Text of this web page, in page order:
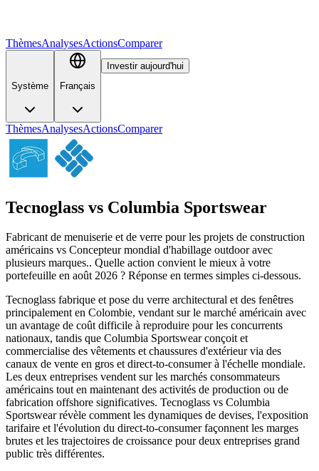
ThèmesAnalysesActionsComparer
Système Français
Investir aujourd'hui
ThèmesAnalysesActionsComparer
Tecnoglass vs Columbia Sportswear
Fabricant de menuiserie et de verre pour les projets de construction
américains vs Concepteur mondial d'habillage outdoor avec
plusieurs marques.. Quelle action convient le mieux à votre
portefeuille en août 2026 ? Réponse en termes simples ci-dessous.
Tecnoglass fabrique et pose du verre architectural et des fenêtres
principalement en Colombie, vendant sur le marché américain avec
un avantage de coût difficile à reproduire pour les concurrents
nationaux, tandis que Columbia Sportswear conçoit et
commercialise des vêtements et chaussures d'extérieur via des
canaux de vente en gros et direct-to-consumer à l'échelle mondiale.
Les deux entreprises vendent sur les marchés consommateurs
américains tout en maintenant des activités de production ou de
fabrication offshore significatives. Tecnoglass vs Columbia
Sportswear révèle comment les dynamiques de devises, l'exposition
tarifaire et l'évolution du direct-to-consumer façonnent les marges
brutes et les trajectoires de croissance pour deux entreprises grand
public très différentes.